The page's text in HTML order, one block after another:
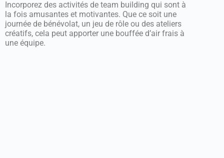
Incorporez des activités de team building qui sont à
la fois amusantes et motivantes. Que ce soit une
journée de bénévolat, un jeu de rôle ou des ateliers
créatifs, cela peut apporter une bouffée d’air frais à
une équipe.